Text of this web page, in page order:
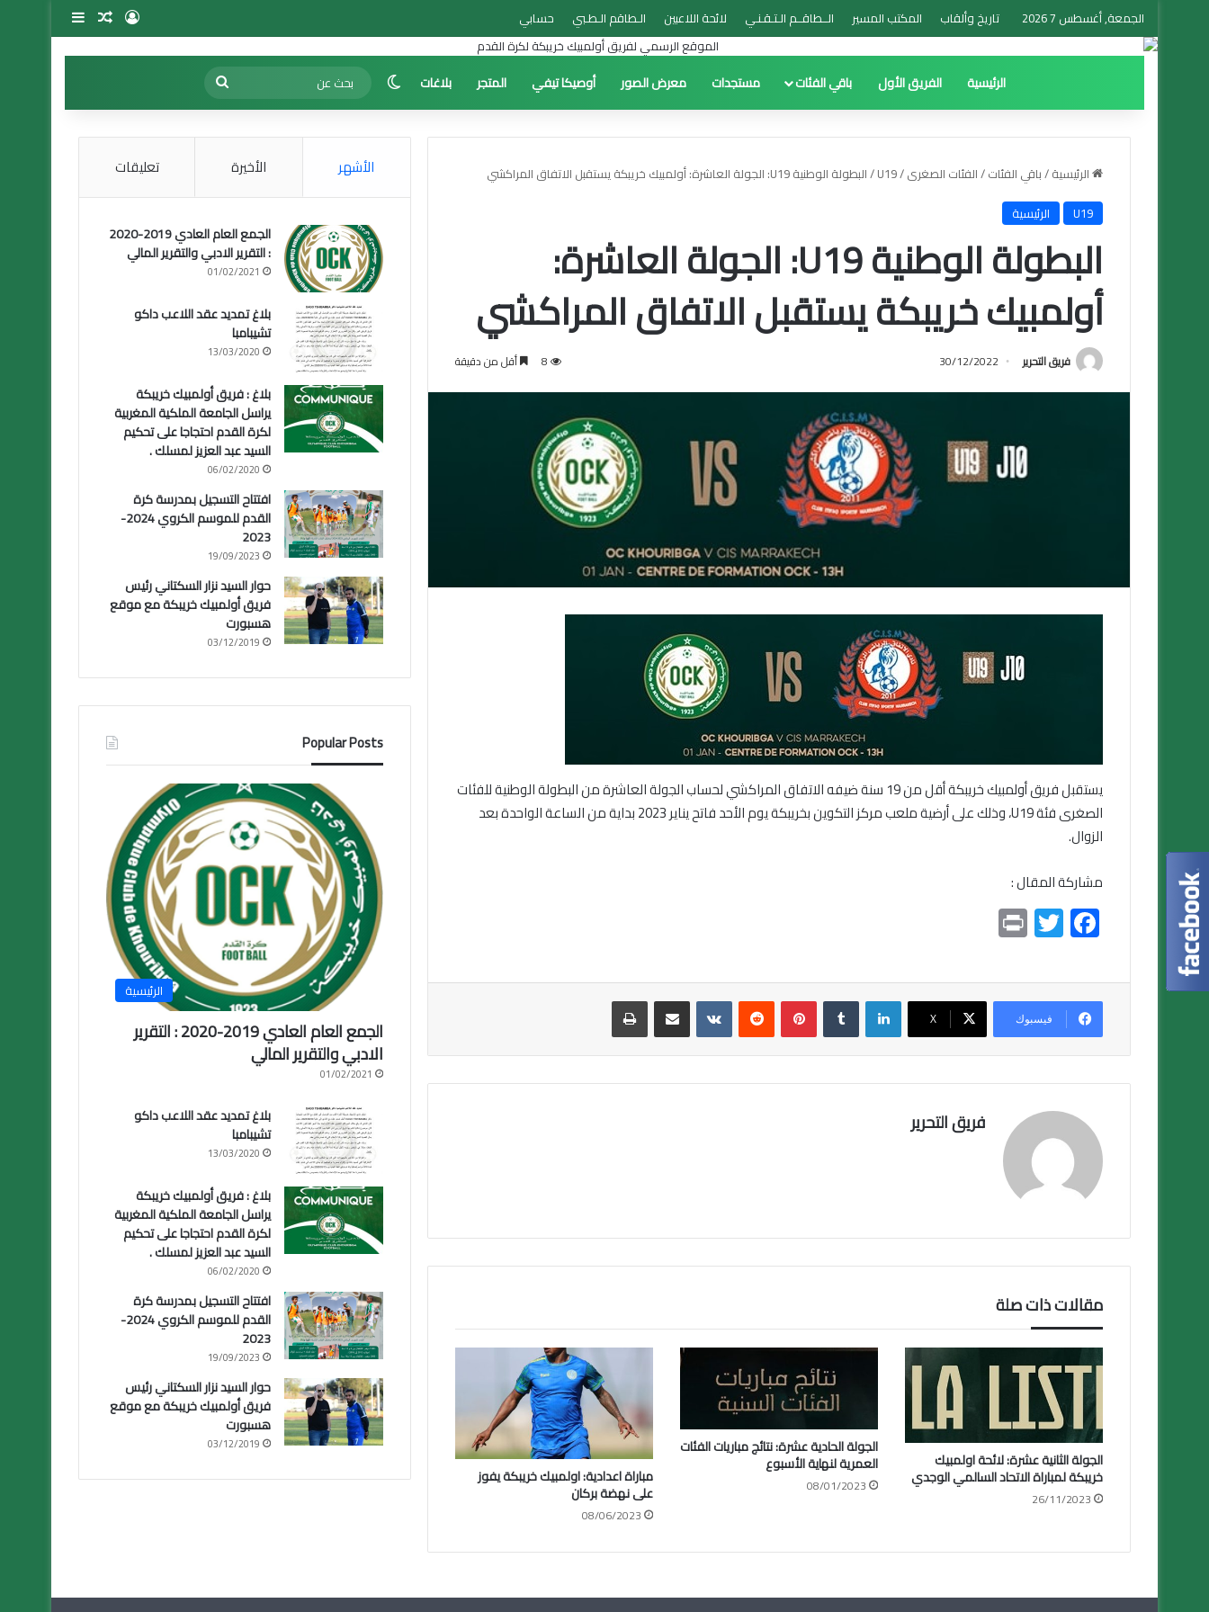
الجمعة, أغسطس 7 2026 تاريخ وألقاب المكتب المسير الــطاقــم الـتـقـنـي لائحة اللاعبين الـطاقم الـطـبي حسابي تسجيل الدخول
مقال عشوائي
إضافة
الرئيسية الفريق الأول باقي الفئات مستجدات معرض الصور أوصيكا تيفي المتجر بلاغات الوضع المظلم
بحث
عن
الرئيسية/باقي الفئات/الفئات الصغرى/
U19
/البطولة الوطنية U19: الجولة العاشرة: أولمبيك خريبكة يستقبل الاتفاق المراكشي
U19
الرئيسية
البطولة الوطنية U19: الجولة العاشرة:
أولمبيك خريبكة يستقبل الاتفاق المراكشي
فريق التحرير 30/12/2022
8 أقل من دقيقة
يستقبل فريق أولمبيك خريبكة أقل من 19 سنة ضيفه الاتفاق المراكشي لحساب الجولة العاشرة من البطولة الوطنية للفئات
الصغرى فئة U19، وذلك على أرضية ملعب مركز التكوين بخريبكة يوم الأحد فاتح يناير 2023 بداية من الساعة الواحدة بعد
الزوال.
مشاركة المقال :
F
ac
e
b
o
ok
T
wi
tt
er
t
فيسبوك X
لينكدإن بينتيريست مشاركة عبر البريد طباعة
فريق التحرير
مقالات ذات صلة
الجولة الثانية عشرة: لائحة اولمبيك
خريبكة لمباراة الاتحاد السالمي الوجدي
26/11/2023
الجولة الحادية عشرة: نتائج مباريات الفئات
العمرية لنهاية الأسبوع
08/01/2023 مباراة اعدادية: اولمبيك خريبكة يفوز
على نهضة بركان
08/06/2023
الأشهر الأخيرة تعليقات
الجمع العام العادي 2019-2020
: التقرير الادبي والتقرير المالي
01/02/2021
بلاغ تمديد عقد اللاعب داكو
تشيبامبا
13/03/2020
بلاغ : فريق أولمبيك خريبكة
يراسل الجامعة الملكية المغربية
لكرة القدم احتجاجا على تحكيم
السيد عبد العزيز لمسلك .
06/02/2020
افتتاح التسجيل بمدرسة كرة
القدم للموسم الكروي 2024-
2023
19/09/2023
حوار السيد نزار السكتاني رئيس
فريق أولمبيك خريبكة مع موقع
هسبورت
03/12/2019
Popular Posts
الرئيسية
الجمع العام العادي 2019-2020 : التقرير
الادبي والتقرير المالي
01/02/2021
بلاغ تمديد عقد اللاعب داكو
تشيبامبا
13/03/2020
بلاغ : فريق أولمبيك خريبكة
يراسل الجامعة الملكية المغربية
لكرة القدم احتجاجا على تحكيم
السيد عبد العزيز لمسلك .
06/02/2020
افتتاح التسجيل بمدرسة كرة
القدم للموسم الكروي 2024-
2023
19/09/2023
حوار السيد نزار السكتاني رئيس
فريق أولمبيك خريبكة مع موقع
هسبورت
03/12/2019